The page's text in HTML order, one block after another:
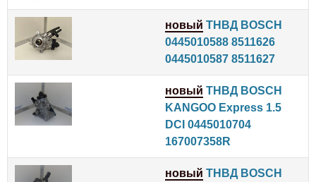
новый ТНВД BOSCH
0445010588 8511626
0445010587 8511627
новый ТНВД BOSCH
KANGOO Express 1.5
DCI 0445010704
167007358R
новый ТНВД BOSCH